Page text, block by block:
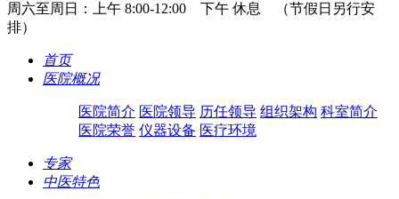
周六至周日：上午 8:00-12:00 下午 休息 （节假日另行安
排）
首页
医院概况
医院简介 医院领导 历任领导 组织架构 科室简介
医院荣誉 仪器设备 医疗环境
专家
中医特色